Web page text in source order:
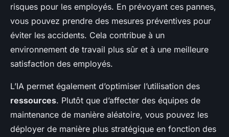
risques pour les employés. En prévoyant ces pannes,
vous pouvez prendre des mesures préventives pour
éviter les accidents. Cela contribue à un
environnement de travail plus sûr et à une meilleure
satisfaction des employés.
L’IA permet également d’optimiser l’utilisation des
ressources. Plutôt que d’affecter des équipes de
maintenance de manière aléatoire, vous pouvez les
déployer de manière plus stratégique en fonction des